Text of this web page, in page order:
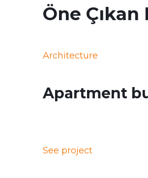
Öne
Architecture
Apartment
See project